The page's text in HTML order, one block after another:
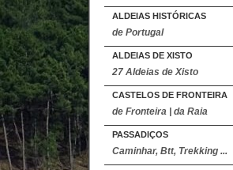
ALDEIAS HISTÓRICAS
de Portugal
ALDEIAS DE XISTO
27 Aldeias de Xisto
CASTELOS DE FRONTEIRA
de Fronteira | da Raia
PASSADIÇOS
Caminhar, Btt, Trekking ...